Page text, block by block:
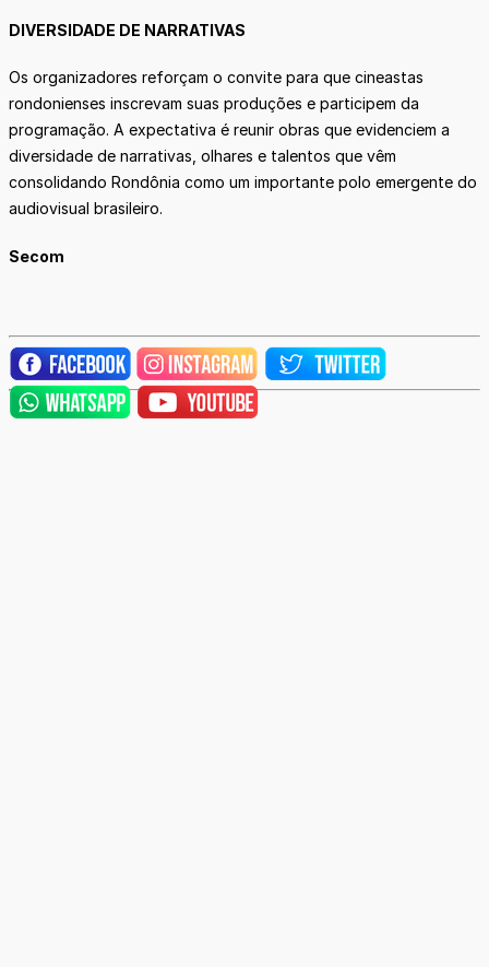
DIVERSIDADE DE NARRATIVAS
Os organizadores reforçam o convite para que cineastas
rondonienses inscrevam suas produções e participem da
programação. A expectativa é reunir obras que evidenciem a
diversidade de narrativas, olhares e talentos que vêm
consolidando Rondônia como um importante polo emergente do
audiovisual brasileiro.
Secom